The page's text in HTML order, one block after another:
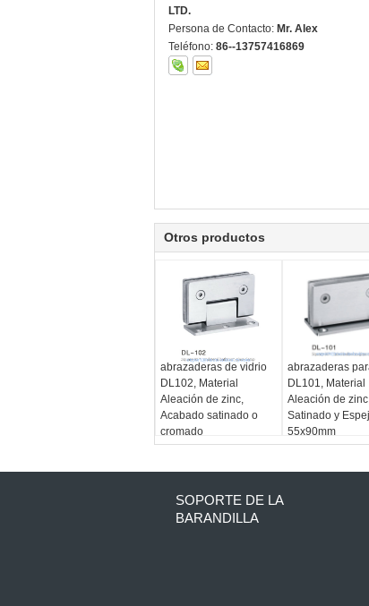
LTD.
Persona de Contacto: Mr. Alex
Teléfono: 86--13757416869
Otros productos
abrazaderas de vidrio
DL102, Material
Aleación de zinc,
Acabado satinado o
cromado
abrazaderas
DL101, Material
Aleación de
Satinado y
55x90mm
SOPORTE DE LA
BARANDILLA